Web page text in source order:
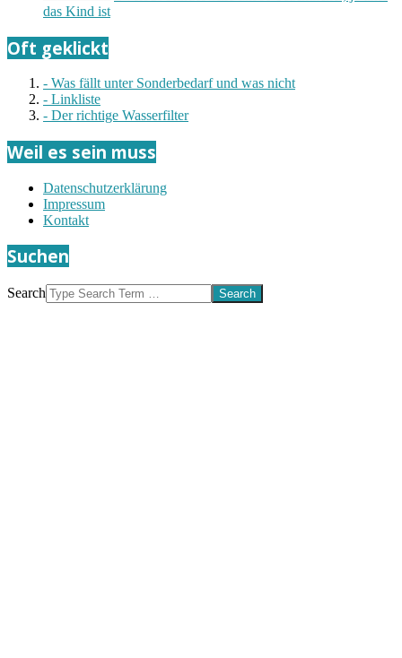
das Kind ist
Oft geklickt
- Was fällt unter Sonderbedarf und was nicht
- Linkliste
- Der richtige Wasserfilter
Weil es sein muss
Datenschutzerklärung
Impressum
Kontakt
Suchen
Search